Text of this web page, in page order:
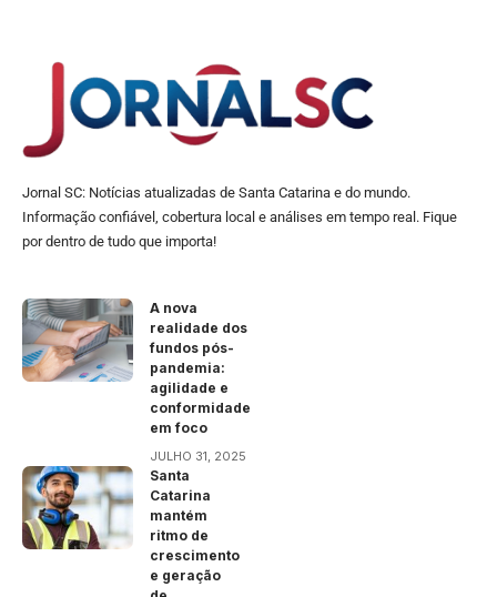
Jornal SC: Notícias atualizadas de Santa Catarina e do mundo.
Informação confiável, cobertura local e análises em tempo real. Fique
por dentro de tudo que importa!
A nova
realidade dos
fundos pós-
pandemia:
agilidade e
conformidade
em foco
JULHO 31, 2025
Santa
Catarina
mantém
ritmo de
crescimento
e geração